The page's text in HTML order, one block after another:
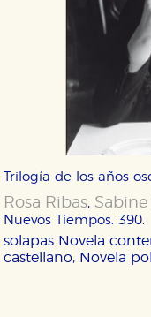
Trilogía de los años
Rosa Ribas,
Nuevos Tiempos. 390.
solapas Novela
castellano, Novela